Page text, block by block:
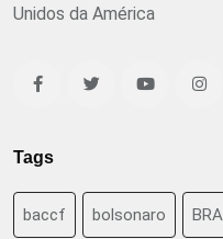
Unidos da América
Tags
baccf bolsonaro